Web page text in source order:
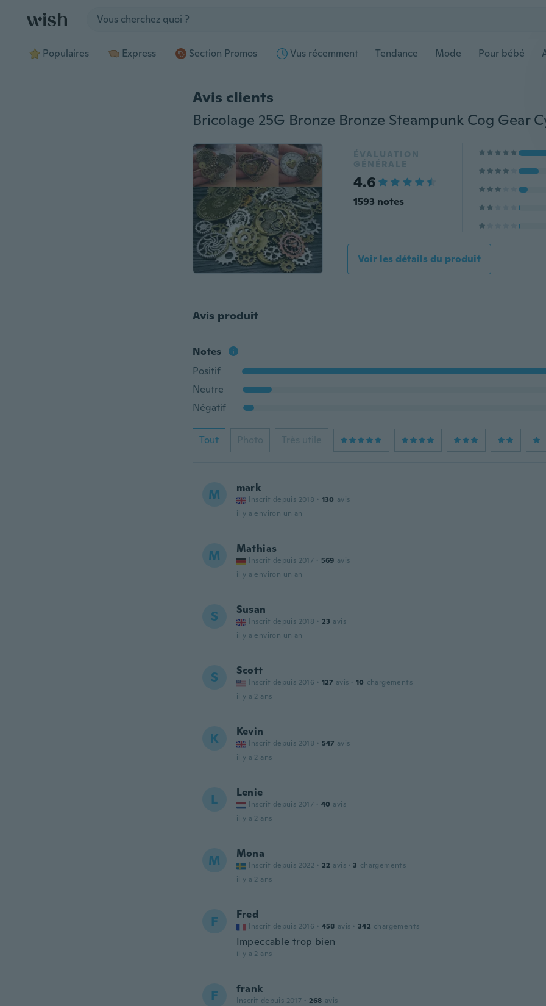
Populaires Express Section Promos Vus récemment Tendance Mode Pour bébé
Avis clients
ÉVALUATION
GÉNÉRALE
4.6
1593 notes
Voir les détails du produit
Avis produit
Notes
Positif
Neutre
Négatif
Tout Photo Très utile
M mark
Inscrit depuis 2018 · 130 avis
il y a environ un an
M Mathias
Inscrit depuis 2017 · 569 avis
il y a environ un an
S Susan
Inscrit depuis 2018 · 23 avis
il y a environ un an
S Scott
Inscrit depuis 2016 · 127 avis · 10 chargements
il y a 2 ans
K Kevin
Inscrit depuis 2018 · 547 avis
il y a 2 ans
L Lenie
Inscrit depuis 2017 · 40 avis
il y a 2 ans
M Mona
Inscrit depuis 2022 · 22 avis · 3 chargements
il y a 2 ans
F Fred
Inscrit depuis 2016 · 458 avis · 342 chargements
Impeccable trop bien
il y a 2 ans
F frank
Inscrit depuis 2017 · 268 avis